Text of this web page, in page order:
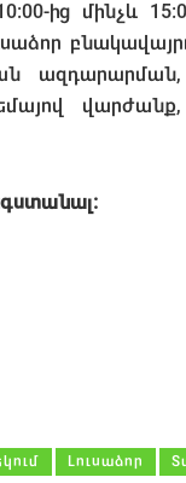
ից մինչև
Լուսաձոր